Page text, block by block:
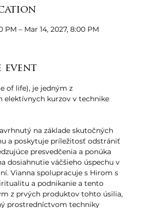
PM – Mar 14, 2027, 8:00 PM
event
of life), je jedným z
elektívnych kurzov v technike
na základe skutočných
a poskytuje príležitosť odstrániť
presvedčenia a ponúka
dosiahnutie väčšieho úspechu v
Vianna spolupracuje s Hirom s
a podnikanie a tento
z prvých produktov tohto úsilia,
prostredníctvom techniky